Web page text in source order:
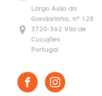
Largo Asilo da
Gandarinha, nº 128
3720-362 Vila de
Cucujães
Portugal